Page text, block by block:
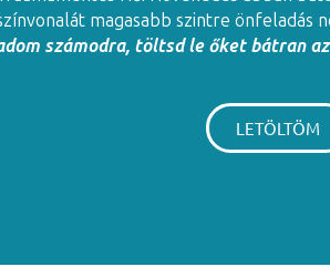
magasabb szintre önfeladás
számodra, töltsd le őket bátran
LETÖLTÖM